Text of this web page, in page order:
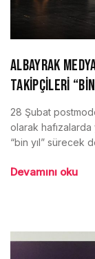
ALBAYRAK
TAKİPÇİLERİ
28 Şubat
olarak
“bin yıl” sürecek
Devamını oku